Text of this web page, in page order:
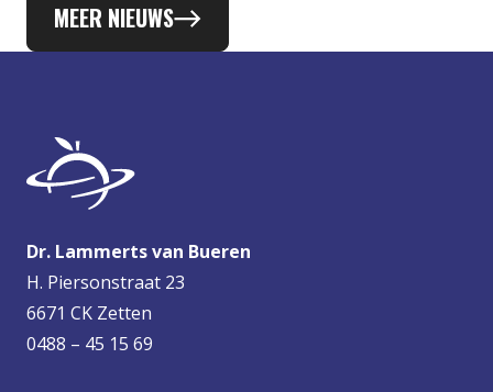
MEER NIEUWS
Dr. Lammerts van Bueren
H. Piersonstraat 23
6671 CK Zetten
0488 – 45 15 69